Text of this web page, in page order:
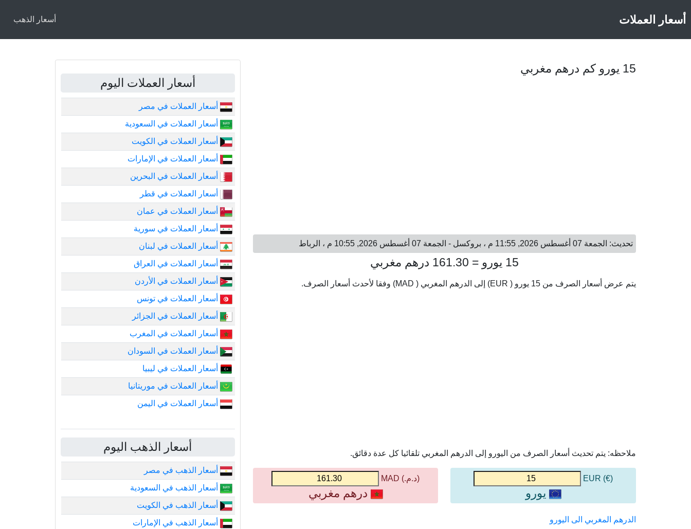
أسعار العملات أسعار الذهب
15 يورو كم درهم مغربي
تحديث: الجمعة 07 أغسطس 2026, 11:55 م ، بروكسل - الجمعة 07 أغسطس 2026, 10:55 م ، الرباط
15 يورو = 161.30 درهم مغربي
يتم عرض أسعار الصرف من 15 يورو ( EUR) إلى الدرهم المغربي ( MAD) وفقا لأحدث أسعار الصرف.
ملاحظه: يتم تحديث أسعار الصرف من اليورو إلى الدرهم المغربي تلقائيا كل عدة دقائق.
(€) EUR
يورو
(د.م.) MAD
درهم مغربي
الدرهم المغربي الى اليورو
أسعار العملات اليوم
أسعار العملات في مصر
أسعار العملات في السعودية
أسعار العملات في الكويت
أسعار العملات في الإمارات
أسعار العملات في البحرين
أسعار العملات في قطر
أسعار العملات في عمان
أسعار العملات في سورية
أسعار العملات في لبنان
أسعار العملات في العراق
أسعار العملات في الأردن
أسعار العملات في تونس
أسعار العملات في الجزائر
أسعار العملات في المغرب
أسعار العملات في السودان
أسعار العملات في ليبيا
أسعار العملات في موريتانيا
أسعار العملات في اليمن
أسعار الذهب اليوم
أسعار الذهب في مصر
أسعار الذهب في السعودية
أسعار الذهب في الكويت
أسعار الذهب في الإمارات